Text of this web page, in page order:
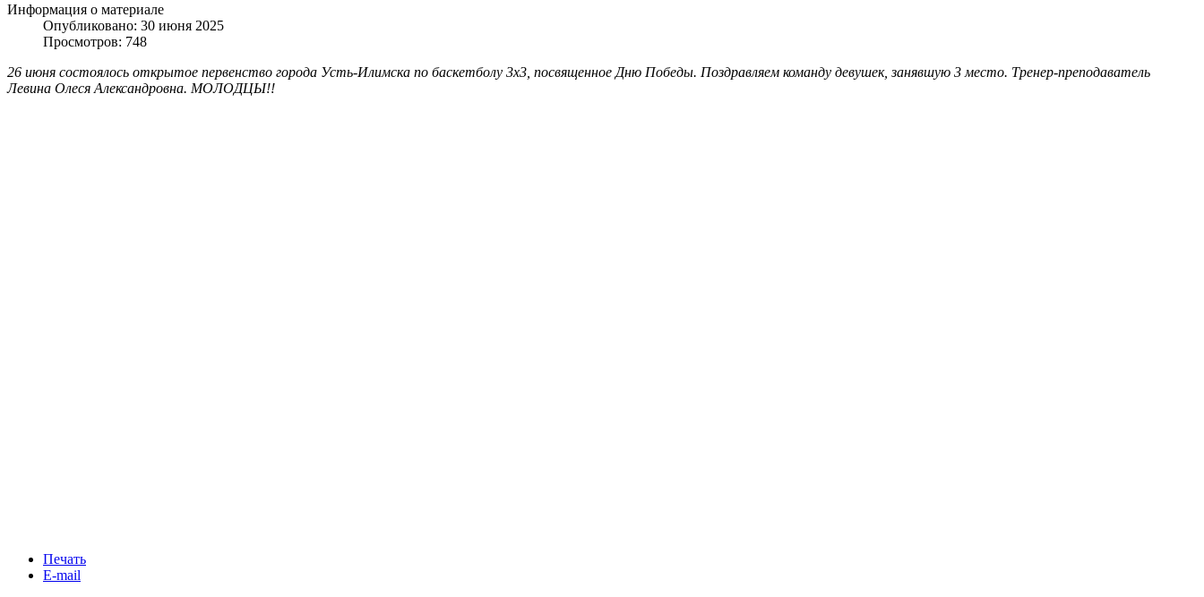
Информация о материале
Опубликовано: 30 июня 2025
Просмотров: 748
26 июня состоялось открытое первенство города Усть-Илимска по баскетболу 3х3, посвященное Дню Победы. Поздравляем команду девушек, занявшую 3 место. Тренер-преподаватель
Левина Олеся Александровна. МОЛОДЦЫ!!
Печать
E-mail